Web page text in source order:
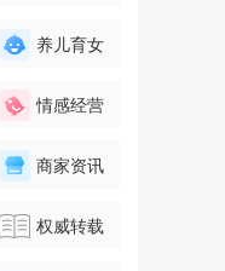
养儿育女
情感经营
商家资讯
权威转载